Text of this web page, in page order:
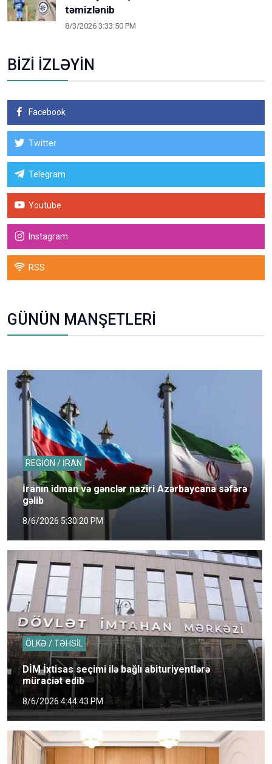
təmizlənib
8/3/2026 3:33:50 PM
BİZİ İZLƏYİN
Facebook
Twitter
Telegram
Youtube
Instagram
RSS
GÜNÜN MANŞETLERİ
REGİON / İRAN
İranın idman və gənclər naziri Azərbaycana səfərə
gəlib
8/6/2026 5:30:20 PM
ÖLKƏ / TƏHSİL
DİM İxtisas seçimi ilə bağlı abituriyentlərə
müraciət edib
8/6/2026 4:44:43 PM